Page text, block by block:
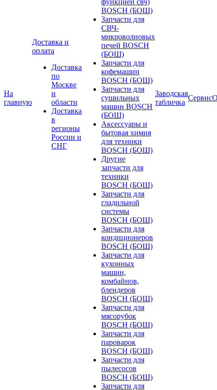
На
главную
Доставка и
оплата
Доставка
по
Москве
и
области
Доставка
в
регионы
России и
СНГ
функцией свч)
BOSCH (БОШ)
Запчасти для
СВЧ-
микроволновых
печей BOSCH
(БОШ)
Запчасти для
кофемашин
BOSCH (БОШ)
Запчасти для
сушильных
машин BOSCH
(БОШ)
Аксессуары и
бытовая химия
для техники
BOSCH (БОШ)
Другие
запчасти для
техники
BOSCH (БОШ)
Запчасти для
гладильной
системы
BOSCH (БОШ)
Запчасти для
кондиционеров
BOSCH (БОШ)
Запчасти для
кухонных
машин,
комбайнов,
блендеров
BOSCH (БОШ)
Запчасти для
мясорубок
BOSCH (БОШ)
Запчасти для
пароварок
BOSCH (БОШ)
Запчасти для
пылесосов
BOSCH (БОШ)
Запчасти для
Заводская
табличка
Сервис